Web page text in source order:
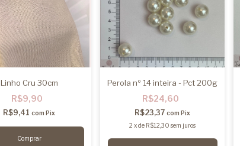
Linho Cru 30cm
R$9,90
R$9,41 com Pix
Perola nº 14 inteira - Pct 200g
R$24,60
R$23,37 com Pix
2 xde R$12,30 sem juros